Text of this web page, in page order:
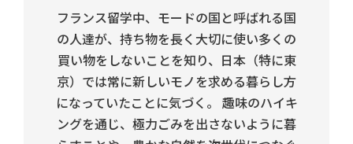
フランス留学中、モードの国と呼ばれる国
の人達が、持ち物を長く大切に使い多くの
買い物をしないことを知り、日本（特に東
京）では常に新しいモノを求める暮らし方
になっていたことに気づく。 趣味のハイキ
ングを通じ、極力ごみを出さないように暮